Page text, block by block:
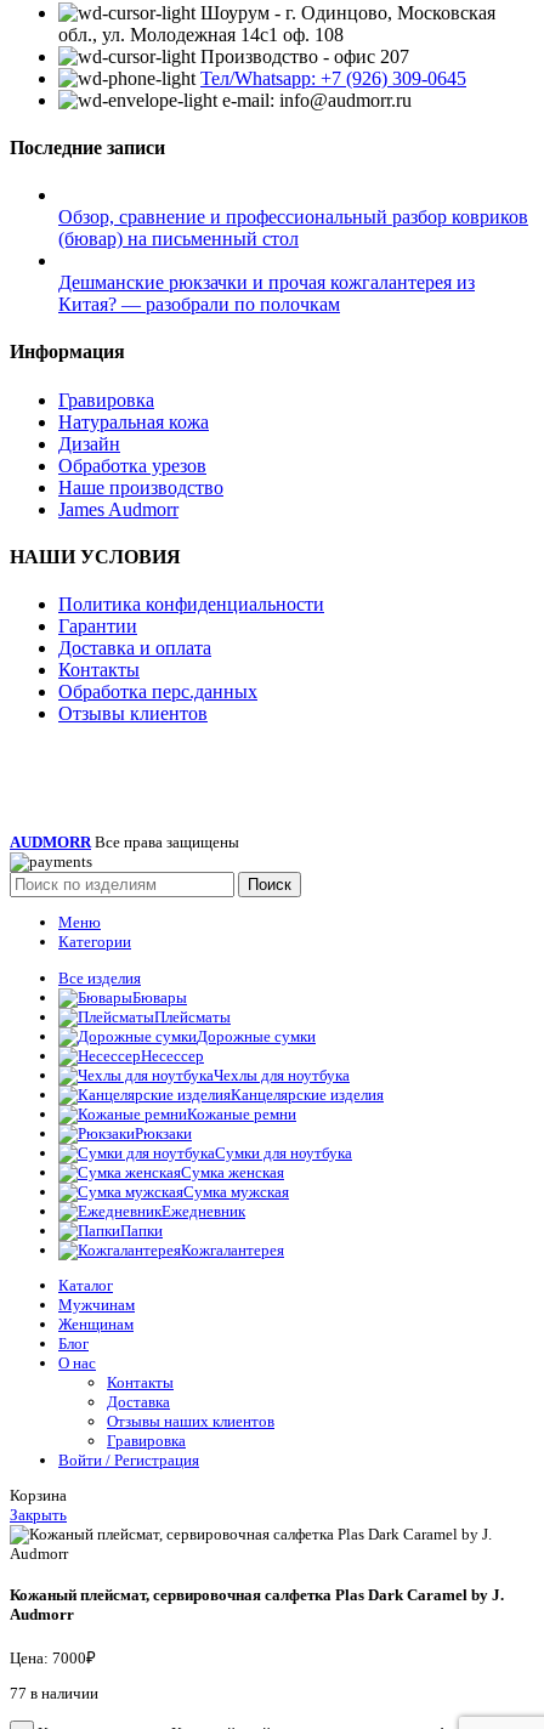
Шоурум - г. Одинцово, Московская
обл., ул. Молодежная 14с1 оф. 108
Производство - офис 207
Тел/Whatsapp: +7 (926) 309-0645
e-mail: info@audmorr.ru
Последние записи
Обзор, сравнение и профессиональный разбор ковриков
(бювар) на письменный стол
Дешманские рюкзачки и прочая кожгалантерея из
Китая? — разобрали по полочкам
Информация
Гравировка
Натуральная кожа
Дизайн
Обработка урезов
Наше производство
James Audmorr
НАШИ УСЛОВИЯ
Политика конфиденциальности
Гарантии
Доставка и оплата
Контакты
Обработка перс.данных
Отзывы клиентов
AUDMORR Все права защищены
Поиск
Меню
Категории
Все изделия
Бювары
Плейсматы
Дорожные сумки
Несессер
Чехлы для ноутбука
Канцелярские изделия
Кожаные ремни
Рюкзаки
Сумки для ноутбука
Сумка женская
Сумка мужская
Ежедневник
Папки
Кожгалантерея
Каталог
Мужчинам
Женщинам
Блог
О нас
Контакты
Доставка
Отзывы наших клиентов
Гравировка
Войти / Регистрация
Корзина
Закрыть
Кожаный плейсмат, сервировочная салфетка Plas Dark Caramel by J.
Audmorr
Цена: 7000₽
77 в наличии